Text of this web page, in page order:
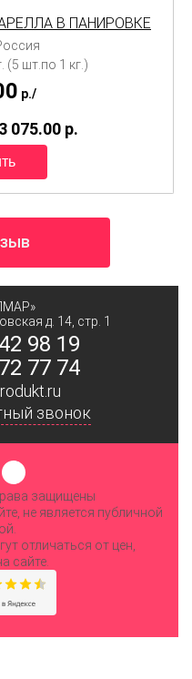
В ПАНИРОВКЕ
(5 шт.по 1 кг.)
p./
075.00 p.
д. 14, стр. 1
98 19
77 74
звонок
защищены
не является публичной
отличаться от цен,
сайте.